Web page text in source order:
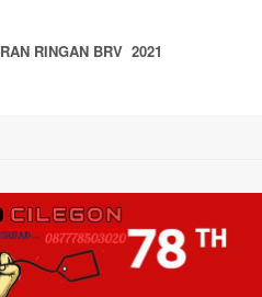
RINGAN BRV 2021